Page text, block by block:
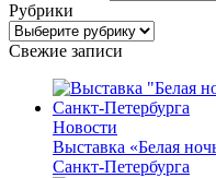
Рубрики
Рубрики
Свежие записи
Новости
Выставка «Белая
Санкт-Петербурга